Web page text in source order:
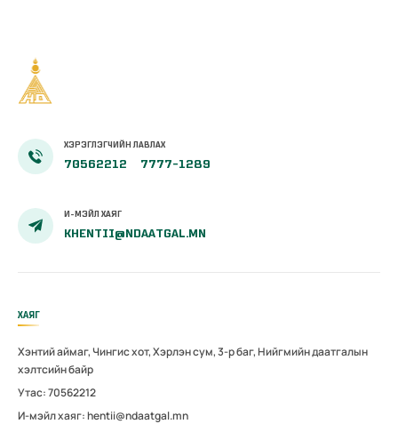
ХЭРЭГЛЭГЧИЙН ЛАВЛАХ
70562212 7777-1289
И-МЭЙЛ ХАЯГ
KHENTII@NDAATGAL.MN
ХАЯГ
Хэнтий аймаг, Чингис хот, Хэрлэн сум, 3-р баг, Нийгмийн даатгалын
хэлтсийн байр
Утас: 70562212
И-мэйл хаяг: hentii@ndaatgal.mn